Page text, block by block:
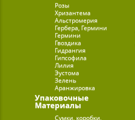
Розы
Хризантема
Альстромерия
Гербера, Гермини
Гермини
Гвоздика
Гидрангия
Гипсофила
Лилия
Эустома
Зелень
Аранжировка
Упаковочные
Материалы
Сумки, коробки,